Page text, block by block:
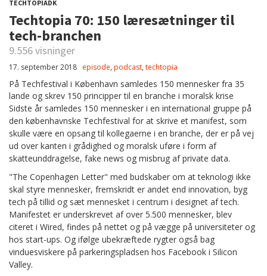
TECHTOPIADK
Techtopia 70: 150 læresætninger til
tech-branchen
9.556 visninger
17. september 2018 episode, podcast, techtopia
På Techfestival i København samledes 150 mennesker fra 35
lande og skrev 150 principper til en branche i moralsk krise
Sidste år samledes 150 mennesker i en international gruppe på
den københavnske Techfestival for at skrive et manifest, som
skulle være en opsang til kollegaerne i en branche, der er på vej
ud over kanten i grådighed og moralsk uføre i form af
skatteunddragelse, fake news og misbrug af private data.
"The Copenhagen Letter" med budskaber om at teknologi ikke
skal styre mennesker, fremskridt er andet end innovation, byg
tech på tillid og sæt mennesket i centrum i designet af tech.
Manifestet er underskrevet af over 5.500 mennesker, blev
citeret i Wired, findes på nettet og på vægge på universiteter og
hos start-ups. Og ifølge ubekræftede rygter også bag
vinduesviskere på parkeringspladsen hos Facebook i Silicon
Valley.